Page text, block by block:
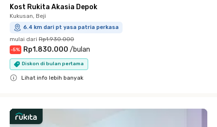
Kost Rukita Akasia Depok
Kukusan, Beji
6.4 km dari pt yasa patria perkasa
mulai dari Rp1.930.000
-5% Rp1.830.000 /bulan
Diskon di bulan pertama
Lihat info lebih banyak